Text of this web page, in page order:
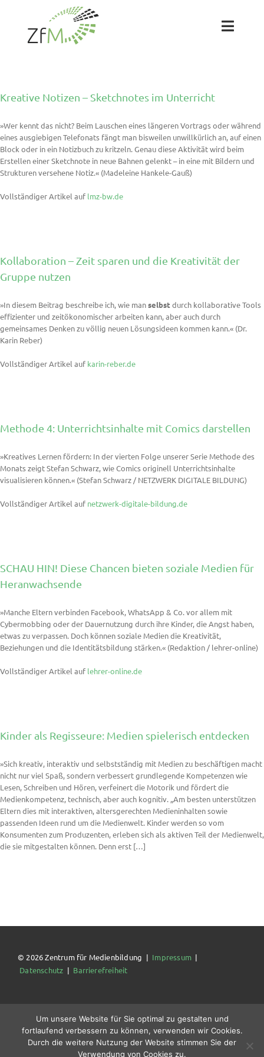
springen
Toggle
Projekte
Kreative Notizen – Sketchnotes im Unterricht
»Wer kennt das nicht? Beim Lauschen eines längeren Vortrags oder während
eines ausgiebigen Telefonats fängt man bisweilen unwillkürlich an, auf einen
Block oder in ein Notizbuch zu kritzeln. Genau diese Aktivität wird beim
Erstellen einer Sketchnote in neue Bahnen gelenkt – in eine mit Bildern und
Strukturen versehene Notiz.« (Madeleine Hankele-Gauß)
Vollständiger Artikel auf lmz-bw.de
Kollaboration – Zeit sparen und die Kreativität der
Gruppe nutzen
»In diesem Beitrag beschreibe ich, wie manselbstdurch kollaborative Tools
effizienter und zeitökonomischer arbeiten kann, aber auch durch
gemeinsames Denken zu völlig neuen Lösungsideen kommen kann.« (Dr.
Karin Reber)
Vollständiger Artikel auf karin-reber.de
Methode 4: Unterrichtsinhalte mit Comics darstellen
»Kreatives Lernen fördern: In der vierten Folge unserer Serie Methode des
Monats zeigt Stefan Schwarz, wie Comics originell Unterrichtsinhalte
visualisieren können.« (Stefan Schwarz / NETZWERK DIGITALE BILDUNG)
Vollständiger Artikel auf netzwerk-digitale-bildung.de
SCHAU HIN! Diese Chancen bieten soziale Medien für
Heranwachsende
»Manche Eltern verbinden Facebook, WhatsApp & Co. vor allem mit
Cybermobbing oder der Dauernutzung durch ihre Kinder, die Angst haben,
etwas zu verpassen. Doch können soziale Medien die Kreativität,
Beziehungen und die Identitätsbildung stärken.« (Redaktion / lehrer-online)
Vollständiger Artikel auf lehrer-online.de
Kinder als Regisseure: Medien spielerisch entdecken
»Sich kreativ, interaktiv und selbstständig mit Medien zu beschäftigen macht
nicht nur viel Spaß, sondern verbessert grundlegende Kompetenzen wie
Lesen, Schreiben und Hören, verfeinert die Motorik und fördert die
Medienkompetenz, technisch, aber auch kognitiv. „Am besten unterstützen
Eltern dies mit interaktiven, altersgerechten Medieninhalten sowie
passenden Ideen rund um die Medienwelt. Kinder werden so vom
Konsumenten zum Produzenten, erleben sich als aktiven Teil der Medienwelt,
die sie mitgestalten können. Denn erst […]
© 2026 Zentrum für Medienbildung | Impressum|
Datenschutz | Barrierefreiheit
Um unsere Website für Sie optimal zu gestalten und
fortlaufend verbessern zu können, verwenden wir Cookies.
Durch die weitere Nutzung der Website stimmen Sie der
Verwendung von Cookies zu.